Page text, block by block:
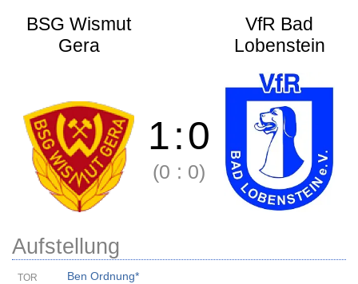
BSG Wismut
Gera
VfR Bad
Lobenstein
1:0
(0 : 0)
Aufstellung
TOR Ben Ordnung*